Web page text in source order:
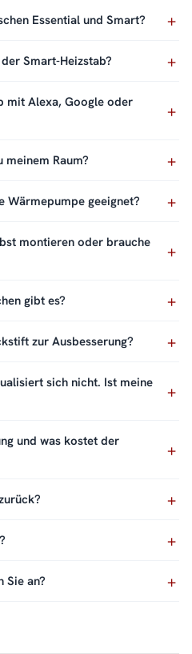
Essential und Smart?
Smart-Heizstab?
mit Alexa, Google oder
Raum?
Wärmepumpe geeignet?
montieren oder brauche
gibt es?
zur Ausbesserung?
sich nicht. Ist meine
und was kostet der
Sie an?